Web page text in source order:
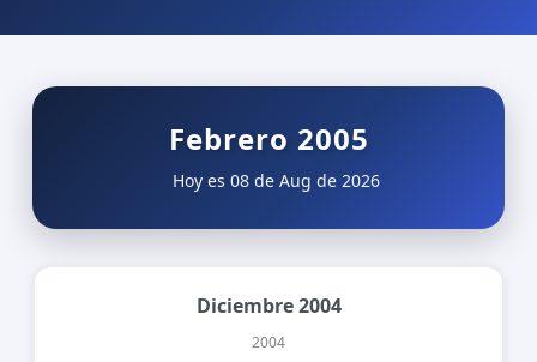
Febrero 2005
Hoy es 08 de Aug de 2026
Diciembre 2004
2004